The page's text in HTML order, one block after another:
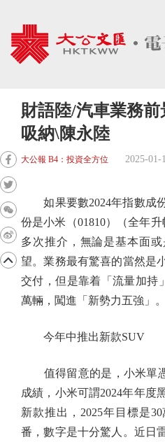
財語陸/汽車業務
吸納\陳永陸
大公報 B4：投資全方位 2025-01-
如果要數2024年指數成
份是小米（01810）（全年
多次推介，無論是基本面
望。業務最有驚喜的當然是
交付，但是靠着「流量加持
萬輛，闖進「新勢力五強」。
今年中推出新款SUV
值得留意的是，小米單憑
成績，小米可謂2024年年度
新款推出，2025年目標是
番，數字是十分驚人。近日